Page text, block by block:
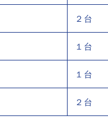
２台
１台
１台
２台